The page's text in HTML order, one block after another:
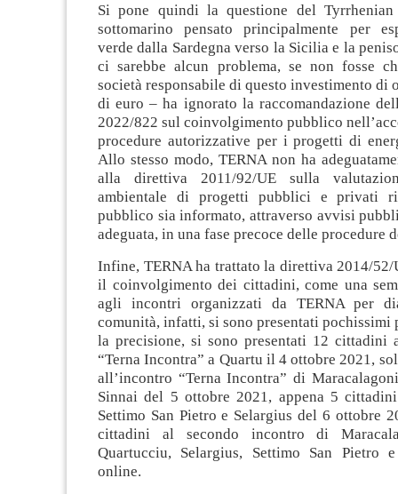
Si pone quindi la questione del
sottomarino pensato principalmente per
verde dalla Sardegna verso la Sicilia e la
ci sarebbe alcun problema, se non fosse
società responsabile di questo investimento di
di euro – ha ignorato la raccomandazione
2022/822 sul coinvolgimento pubblico
procedure autorizzative per i progetti di
Allo stesso modo, TERNA non ha
alla direttiva 2011/92/UE sulla
ambientale di progetti pubblici e privati
pubblico sia informato, attraverso avvisi
adeguata, in una fase precoce delle procedure
Infine, TERNA ha trattato la direttiva 2014/52/
il coinvolgimento dei cittadini, come una
agli incontri organizzati da TERNA per
comunità, infatti, si sono presentati pochissimi
la precisione, si sono presentati 12 cittadini
“Terna Incontra” a Quartu il 4 ottobre 2021,
all’incontro “Terna Incontra” di
Sinnai del 5 ottobre 2021, appena 5
Settimo San Pietro e Selargius del 6 ottobre
cittadini al secondo incontro di
Quartucciu, Selargius, Settimo San Pietro
online.